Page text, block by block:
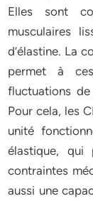
Elles sont
musculaires
d’élastine. La
permet à
fluctuations
Pour cela, les
unité
élastique, qui
contraintes
aussi une